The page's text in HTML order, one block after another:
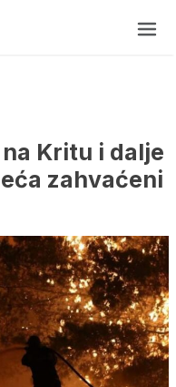
Kritu i dalje
zahvaćeni